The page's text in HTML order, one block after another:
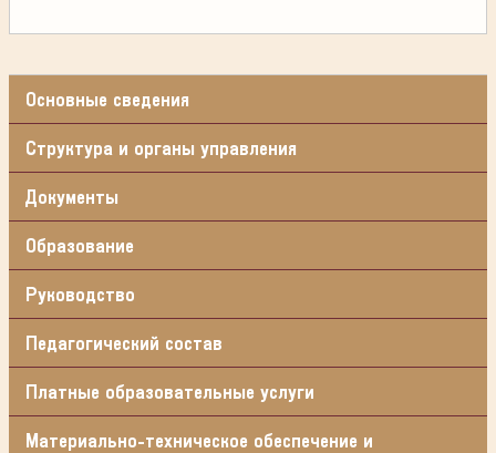
Основные сведения
Структура и органы управления
Документы
Образование
Руководство
Педагогический состав
Платные образовательные услуги
Материально-техническое обеспечение и